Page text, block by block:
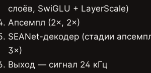
слоёв, SwiGLU + LayerScale)
Апсемпл (2×, 2×)
SEANet-декодер (стадии
3×)
Выход — сигнал 24 кГц